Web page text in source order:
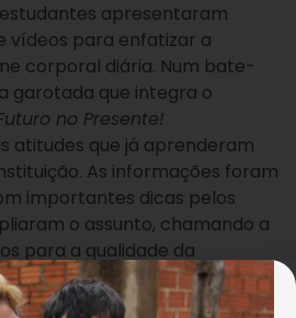
apresentaram
vídeos para enfatizar a
corporal diária. Num bate-
garotada que integra o
no Presente!
atitudes que já aprenderam
As informações foram
importantes dicas pelos
o assunto, chamando a
para a qualidade da